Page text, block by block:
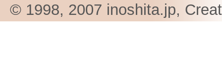
© 1998, 2007 inoshita.jp,